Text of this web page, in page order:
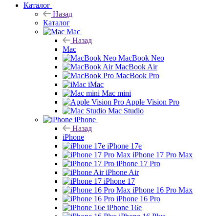
Каталог
Назад
Каталог
Mac
Назад
Mac
MacBook Neo
MacBook Air
MacBook Pro
iMac
Mac mini
Apple Vision Pro
Mac Studio
iPhone
Назад
iPhone
iPhone 17e
iPhone 17 Pro Max
iPhone 17 Pro
iPhone Air
iPhone 17
iPhone 16 Pro Max
iPhone 16 Pro
iPhone 16e